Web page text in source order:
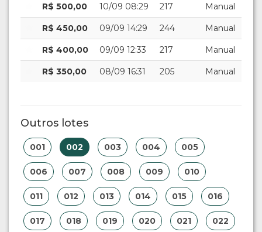
R$ 500,00 10/09 08:29 217 Manual
R$ 450,00 09/09 14:29 244 Manual
R$ 400,00 09/09 12:33 217 Manual
R$ 350,00 08/09 16:31 205 Manual
Outros lotes
001 002 003 004 005
006 007 008 009 010
011 012 013 014 015 016
017 018 019 020 021 022